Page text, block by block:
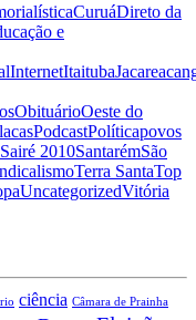
CuruáDireto da
e
InternetItaituba
ObituárioOeste do
PodcastPolíticapovos
Sairé 2010SantarémSão
Terra SantaTop
UncategorizedVitória
ciência Câmara de Prainha